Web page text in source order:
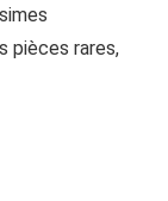
pièces rares,